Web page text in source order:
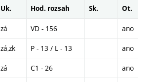
Uk. Hod. rozsah Sk. Ot.
zá VD - 156 ano
zá,zk P - 13 / L - 13 ano
zá C1 - 26 ano